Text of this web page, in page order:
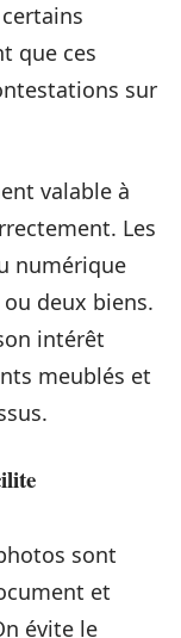
que ces
sur
valable à
Les
numérique
deux biens.
intérêt
meublés et
sont
et
évite le